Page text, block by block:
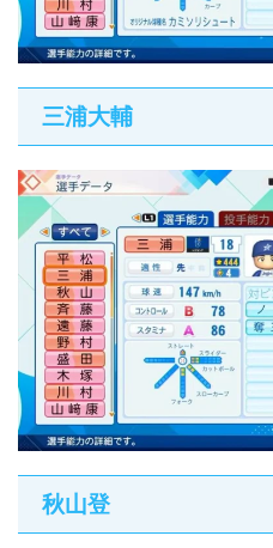
三浦大輔
秋山登